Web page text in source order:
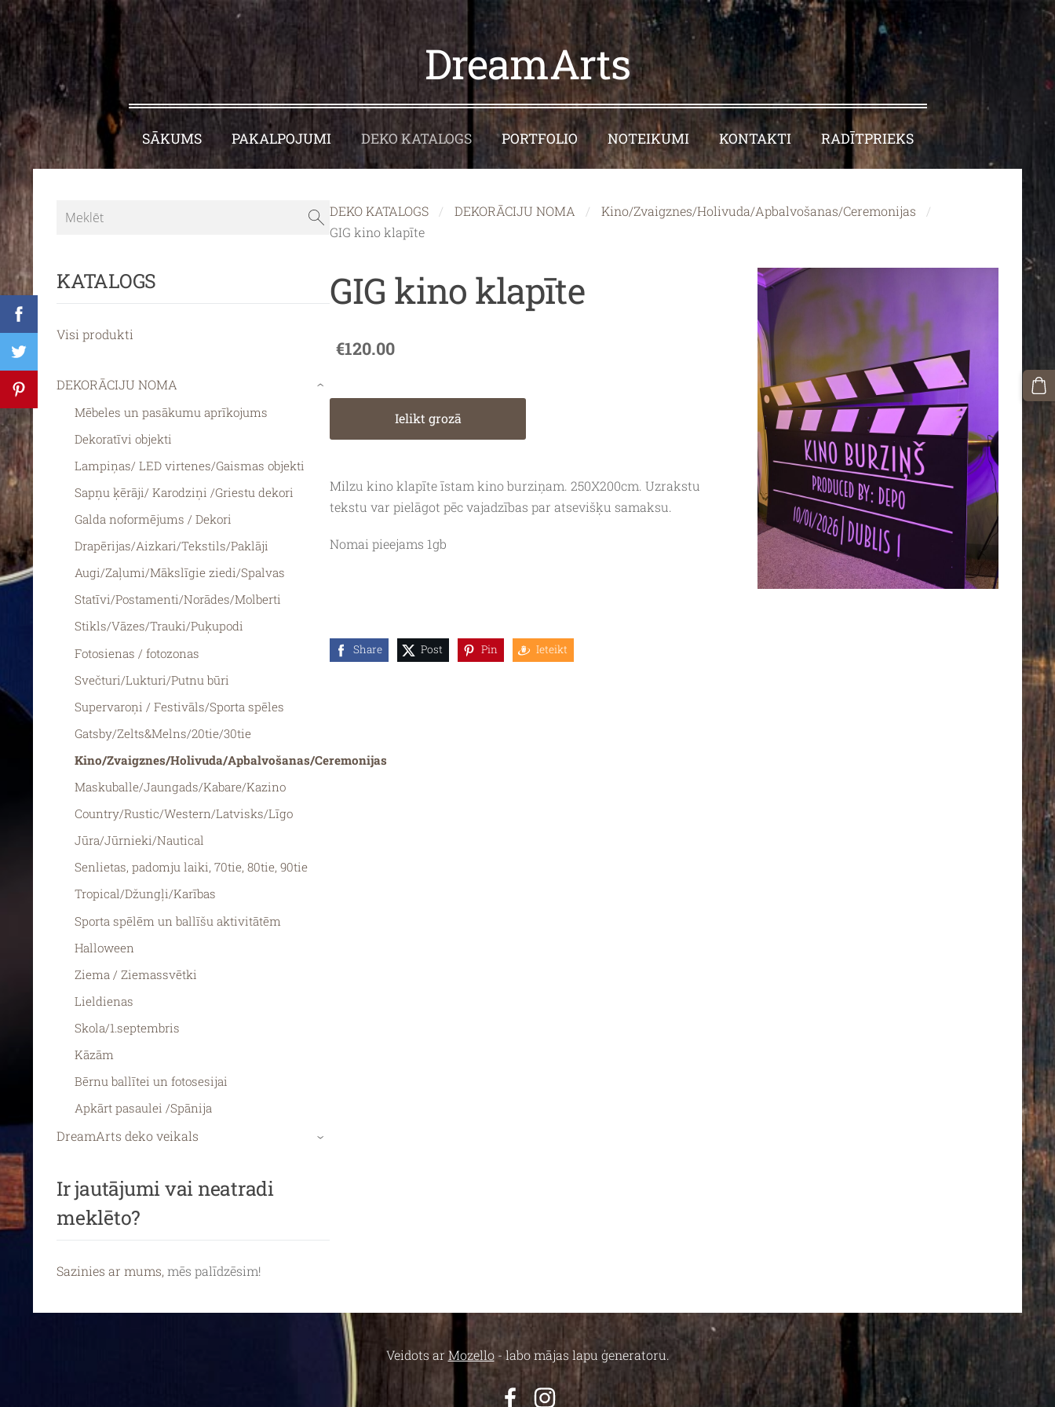
DreamArts
SĀKUMS PAKALPOJUMI DEKO KATALOGS PORTFOLIO NOTEIKUMI KONTAKTI RADĪTPRIEKS
KATALOGS
Visi produkti
DEKORĀCIJU NOMA
Mēbeles un pasākumu aprīkojums
Dekoratīvi objekti
Lampiņas/ LED virtenes/Gaismas objekti
Sapņu ķērāji/ Karodziņi /Griestu dekori
Galda noformējums / Dekori
Drapērijas/Aizkari/Tekstils/Paklāji
Augi/Zaļumi/Mākslīgie ziedi/Spalvas
Statīvi/Postamenti/Norādes/Molberti
Stikls/Vāzes/Trauki/Puķupodi
Fotosienas / fotozonas
Svečturi/Lukturi/Putnu būri
Supervaroņi / Festivāls/Sporta spēles
Gatsby/Zelts&Melns/20tie/30tie
Kino/Zvaigznes/Holivuda/Apbalvošanas/Ceremonijas
Maskuballe/Jaungads/Kabare/Kazino
Country/Rustic/Western/Latvisks/Līgo
Jūra/Jūrnieki/Nautical
Senlietas, padomju laiki, 70tie, 80tie, 90tie
Tropical/Džungļi/Karības
Sporta spēlēm un ballīšu aktivitātēm
Halloween
Ziema / Ziemassvētki
Lieldienas
Skola/1.septembris
Kāzām
Bērnu ballītei un fotosesijai
Apkārt pasaulei /Spānija
›
DreamArts deko veikals ›
Ir jautājumi vai neatradi
meklēto?
Sazinies ar mums, mēs palīdzēsim!
DEKO KATALOGS DEKORĀCIJU NOMA
Kino/Zvaigznes/Holivuda/Apbalvošanas/Ceremonijas
GIG kino klapīte
GIG kino klapīte
€120.00
Ielikt grozā
Milzu kino klapīte īstam kino burziņam. 250X200cm. Uzrakstu
tekstu var pielāgot pēc vajadzības par atsevišķu samaksu.
Nomai pieejams 1gb
Share Post Pin Ieteikt
Veidots ar Mozello- labo mājas lapu ģeneratoru.